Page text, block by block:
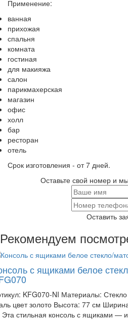
Применение:
ванная
прихожая
спальня
комната
гостиная
для макияжа
салон
парикмахерская
магазин
офис
холл
бар
ресторан
отель
Срок изготовления - от 7 дней.
Оставьте свой номер и
Оставить
Рекомендуем
с ящиками белое
KFG070-NI Материалы:
цвет золото Высота: 77 см
Эта стильная консоль с ящиками —